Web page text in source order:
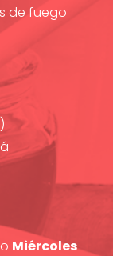
de fuego
Miércoles